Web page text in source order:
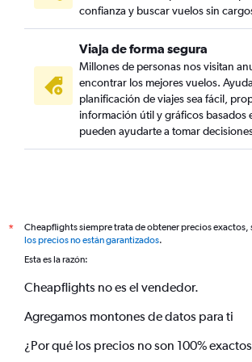
confianza y buscar vuelos sin
Viaja de forma segura
Millones de personas nos visitan
encontrar los mejores vuelos.
planificación de viajes sea fácil,
información útil y gráficos basados
pueden ayudarte a tomar
*
Cheapflights siempre trata de obtener precios exactos,
los precios no están garantizados.
Esta es la razón:
Cheapflights no es el vendedor.
Agregamos montones de datos para ti
¿Por qué los precios no son 100%